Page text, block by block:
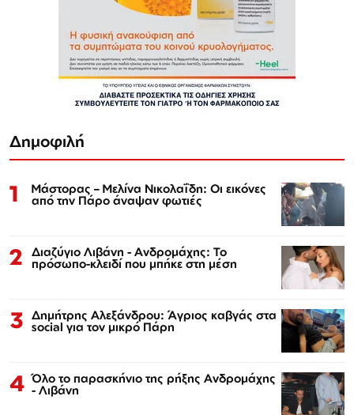
Δημοφιλή
1 Μάστορας – Μελίνα Νικολαΐδη: Οι εικόνες
από την Πάρο άναψαν φωτιές
2 Διαζύγιο Λιβάνη - Ανδρομάχης: Το
πρόσωπο-κλειδί που μπήκε στη μέση
3 Δημήτρης Αλεξάνδρου: Άγριος καβγάς στα
social για τον μικρό Πάρη
4 Όλο το παρασκήνιο της ρήξης Ανδρομάχης
- Λιβάνη